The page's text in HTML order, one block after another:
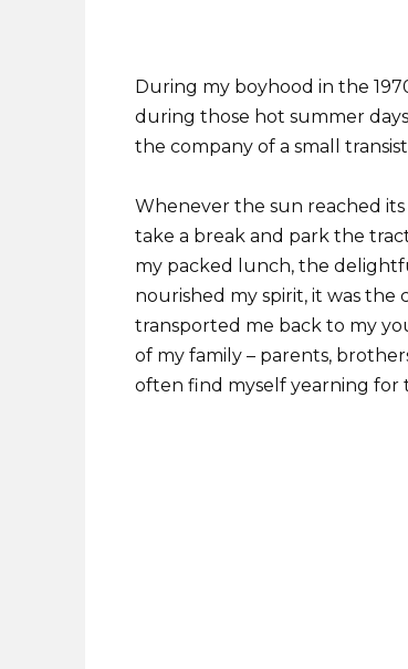
During my boyhood in the
during those hot summer
the company of a small
Whenever the sun reached
take a break and park the
my packed lunch, the
nourished my spirit, it was
transported me back to my
of my family – parents,
often find myself yearning for